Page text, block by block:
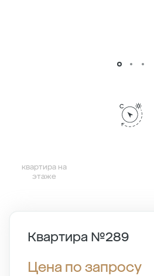
квартира на
этаже
Квартира №289
Цена по запросу